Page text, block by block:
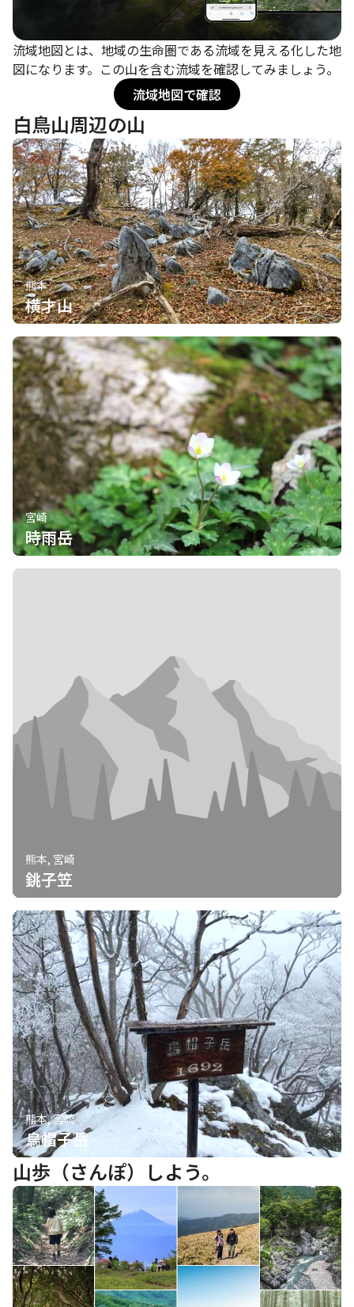
流域地図とは、地域の生命圏である流域を見える化した地
図になります。この山を含む流域を確認してみましょう。
流域地図で確認
白鳥山周辺の山
熊本
横才山
宮崎
時雨岳
熊本, 宮崎
銚子笠
熊本, 宮崎
烏帽子岳
山歩（さんぽ）しよう。